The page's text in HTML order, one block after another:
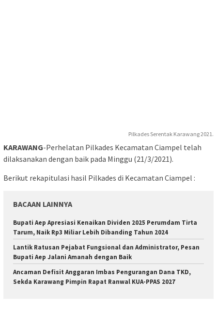
Pilkades Serentak Karawang 2021.
KARAWANG-Perhelatan Pilkades Kecamatan Ciampel telah
dilaksanakan dengan baik pada Minggu (21/3/2021).
Berikut rekapitulasi hasil Pilkades di Kecamatan Ciampel :
BACAAN LAINNYA
Bupati Aep Apresiasi Kenaikan Dividen 2025 Perumdam Tirta
Tarum, Naik Rp3 Miliar Lebih Dibanding Tahun 2024
Lantik Ratusan Pejabat Fungsional dan Administrator, Pesan
Bupati Aep Jalani Amanah dengan Baik
Ancaman Defisit Anggaran Imbas Pengurangan Dana TKD,
Sekda Karawang Pimpin Rapat Ranwal KUA-PPAS 2027